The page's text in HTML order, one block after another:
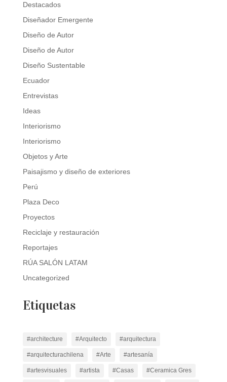
Destacados
Diseñador Emergente
Diseño de Autor
Diseño de Autor
Diseño Sustentable
Ecuador
Entrevistas
Ideas
Interiorismo
Interiorismo
Objetos y Arte
Paisajismo y diseño de exteriores
Perú
Plaza Deco
Proyectos
Reciclaje y restauración
Reportajes
RÚA SALÓN LATAM
Uncategorized
Etiquetas
#architecture #Arquitecto #arquitectura
#arquitecturachilena #Arte #artesanía
#artesvisuales #artista #Casas #Ceramica Gres